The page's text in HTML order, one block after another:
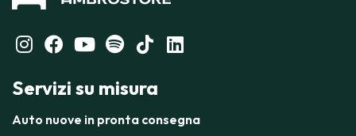
Servizi su misura
Auto nuove in pronta consegna